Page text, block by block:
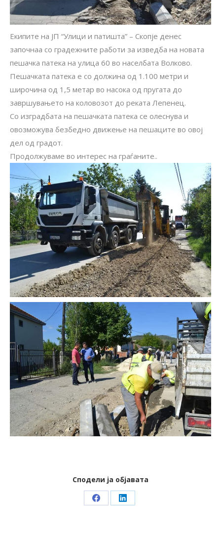
Екипите на ЈП “Улици и патишта” – Скопје денес
започнаа со градежните работи за изведба на новата
пешачка патека на улица 60 во населбата Волково.
Пешачката патека е со должина од 1.100 метри и
широчина од 1,5 метар во насока од пругата до
завршувањето на коловозот до реката Лепенец.
Со изградбата на пешачката патека се олеснува и
овозможува безбедно движење на пешаците во овој
дел од градот.
Продолжуваме во интерес на граѓаните..
Сподели ја објавата
Share Share